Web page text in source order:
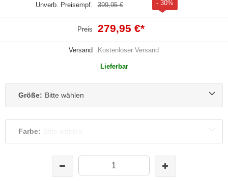
Unverb. Preisempf. 399,95 € - 30%
Preis 279,95 €*
Versand Kostenloser Versand
Lieferbar
Größe: Bitte wählen
Farbe: